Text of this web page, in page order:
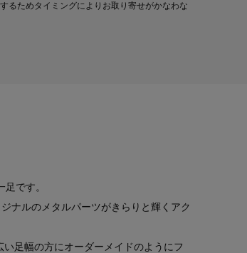
るためタイミングによりお取り寄せがかなわな
です。
ナルのメタルパーツがきらりと輝くアク
足幅の方にオーダーメイドのようにフ